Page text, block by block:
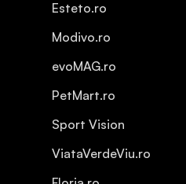
Esteto.ro
Modivo.ro
evoMAG.ro
PetMart.ro
Sport Vision
ViataVerdeViu.ro